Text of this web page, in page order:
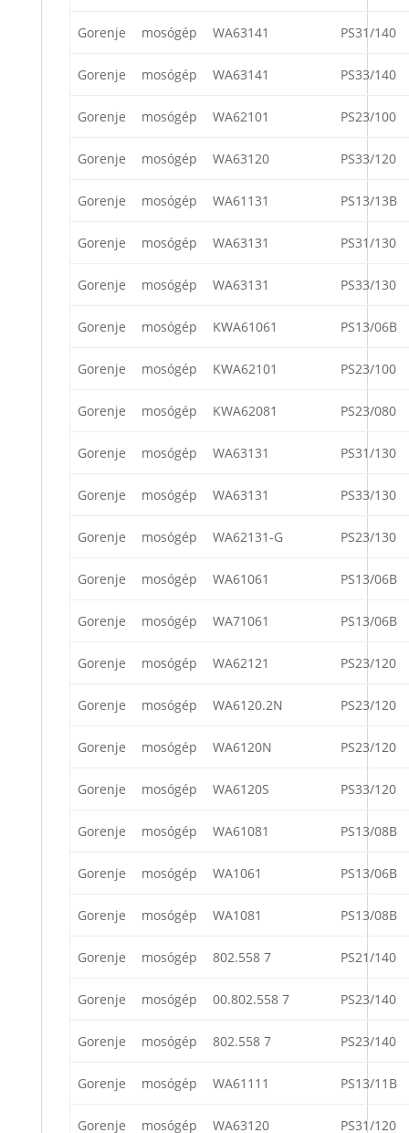
Gorenje mosógép WA63141 PS31/140
Gorenje mosógép WA63141 PS33/140
Gorenje mosógép WA62101 PS23/100
Gorenje mosógép WA63120 PS33/120
Gorenje mosógép WA61131 PS13/13B
Gorenje mosógép WA63131 PS31/130
Gorenje mosógép WA63131 PS33/130
Gorenje mosógép KWA61061 PS13/06B
Gorenje mosógép KWA62101 PS23/100
Gorenje mosógép KWA62081 PS23/080
Gorenje mosógép WA63131 PS31/130
Gorenje mosógép WA63131 PS33/130
Gorenje mosógép WA62131-G PS23/130
Gorenje mosógép WA61061 PS13/06B
Gorenje mosógép WA71061 PS13/06B
Gorenje mosógép WA62121 PS23/120
Gorenje mosógép WA6120.2N PS23/120
Gorenje mosógép WA6120N PS23/120
Gorenje mosógép WA6120S PS33/120
Gorenje mosógép WA61081 PS13/08B
Gorenje mosógép WA1061 PS13/06B
Gorenje mosógép WA1081 PS13/08B
Gorenje mosógép 802.558 7 PS21/140
Gorenje mosógép 00.802.558 7 PS23/140
Gorenje mosógép 802.558 7 PS23/140
Gorenje mosógép WA61111 PS13/11B
Gorenje mosógép WA63120 PS31/120